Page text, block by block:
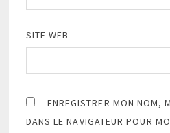
SITE WEB
ENREGISTRER MON NOM,
DANS LE NAVIGATEUR POUR